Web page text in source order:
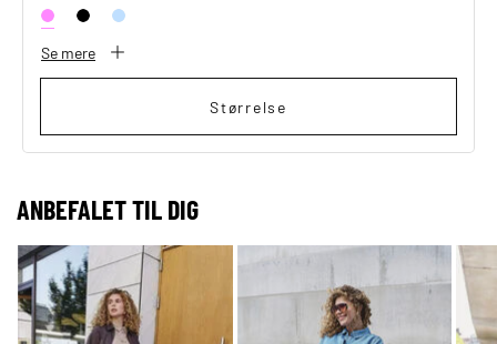
Se mere
Størrelse
ANBEFALET TIL DIG